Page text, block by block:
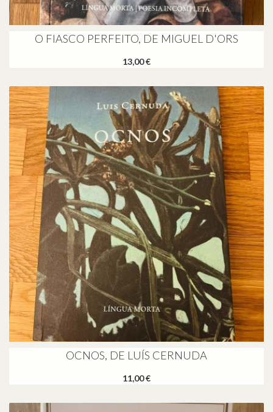
O FIASCO PERFEITO, DE MIGUEL D'ORS
13,00 €
OCNOS, DE LUÍS CERNUDA
11,00 €